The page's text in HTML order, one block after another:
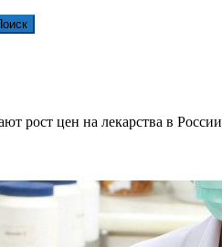
рост цен на лекарства в России